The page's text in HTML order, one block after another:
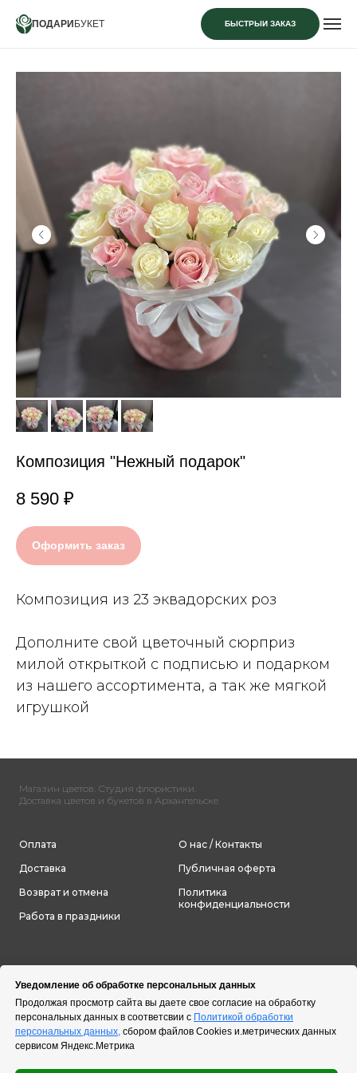
ПОДАРИ БУКЕТ БЫСТРЫЙ ЗАКАЗ
Уведомление об обработке персональных данных
Продолжая просмотр сайта вы даете свое согласие на обработку
персональных данных в соответсвии с Политикой обработки
персональных данных, сбором файлов Cookies и.метрических данных
сервисом Яндекс.Метрика
Композиция "Нежный подарок"
8 590 ₽
Оформить заказ
Композиция из 23 эквадорских роз
Дополните свой цветочный сюрприз
милой открыткой с подписью и подарком
из нашего ассортимента, а так же мягкой
игрушкой
Магазин цветов. Студия флористики.
Доставка цветов и букетов в Архангельске
Оплата
Доставка
Возврат и отмена
Работа в праздники
О нас / Контакты
Публичная оферта
Политика
конфиденциальности